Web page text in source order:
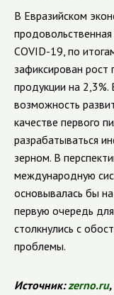
В Евразийском
COVID-19, по
зафиксирован рост
продукции на 2,3%.
возможность
качестве первого
разрабатываться
зерном. В
международную
основывалась бы
первую очередь
столкнулись с
проблемы.
Источник:zerno.ru